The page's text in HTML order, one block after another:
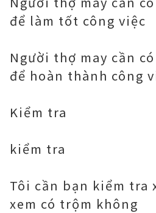
để làm tốt công việc
Người thợ may cần
để hoàn thành công
Kiểm tra
kiểm tra
Tôi cần bạn kiểm tra
xem có trộm không